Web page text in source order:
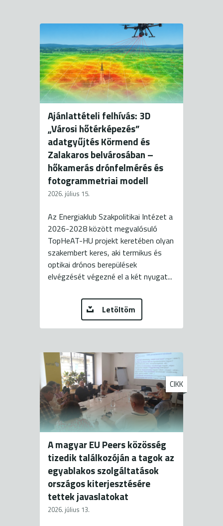
Ajánlattételi felhívás: 3D
„Városi hőtérképezés”
adatgyűjtés Körmend és
Zalakaros belvárosában –
hőkamerás drónfelmérés és
fotogrammetriai modell
2026. július 15.
Az Energiaklub Szakpolitikai Intézet a
2026-2028 között megvalósuló
TopHeAT-HU projekt keretében olyan
szakembert keres, aki termikus és
optikai drónos berepülések
elvégzését végezné el a két nyugat...
Letöltöm
CIKK
A magyar EU Peers közösség
tizedik találkozóján a tagok az
egyablakos szolgáltatások
országos kiterjesztésére
tettek javaslatokat
2026. július 13.